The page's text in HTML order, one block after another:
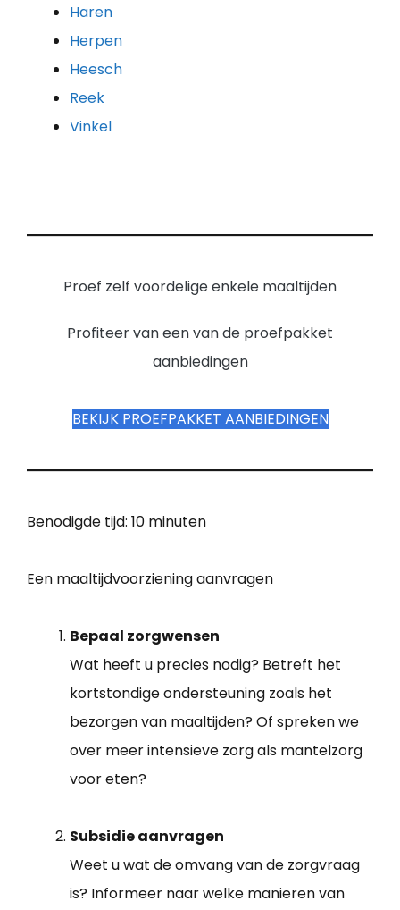
Haren
Herpen
Heesch
Reek
Vinkel
Proef zelf voordelige enkele maaltijden
Profiteer van een van de proefpakket
aanbiedingen
BEKIJK PROEFPAKKET AANBIEDINGEN
Benodigde tijd: 10 minuten
Een maaltijdvoorziening aanvragen
Bepaal zorgwensen
Wat heeft u precies nodig? Betreft het
kortstondige ondersteuning zoals het
bezorgen van maaltijden? Of spreken we
over meer intensieve zorg als mantelzorg
voor eten?
Subsidie aanvragen
Weet u wat de omvang van de zorgvraag
is? Informeer naar welke manieren van